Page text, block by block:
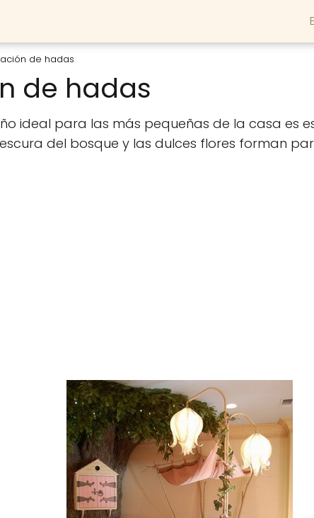
de hadas
de hadas
ideal para las más pequeñas de la casa es
del bosque y las dulces flores forman